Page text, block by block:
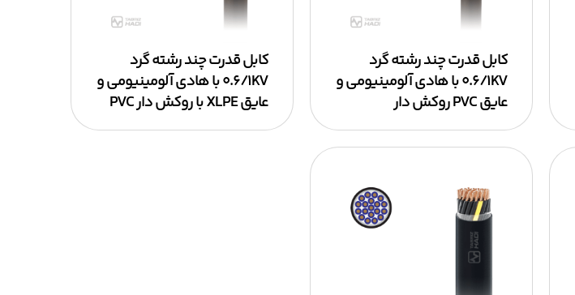
کابل قدرت چند رشته گرد
۰.۶/۱KV با هادی آلومینیومی و
عایق PVC روکش دار
کابل قدرت چند رشته گرد
۰.۶/۱KV با هادی آلومینیومی و
عایق XLPE با روکش دار PVC